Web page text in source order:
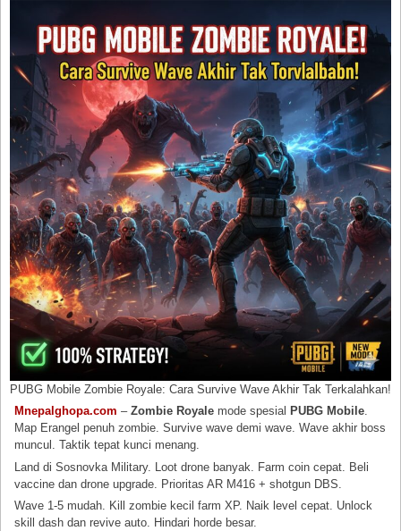
PUBG Mobile Zombie Royale: Cara Survive Wave Akhir Tak Terkalahkan!
Mnepalghopa.com –Zombie Royale mode spesial PUBG Mobile.
Map Erangel penuh zombie. Survive wave demi wave. Wave akhir boss
muncul. Taktik tepat kunci menang.
Land di Sosnovka Military. Loot drone banyak. Farm coin cepat. Beli
vaccine dan drone upgrade. Prioritas AR M416 + shotgun DBS.
Wave 1-5 mudah. Kill zombie kecil farm XP. Naik level cepat. Unlock
skill dash dan revive auto. Hindari horde besar.